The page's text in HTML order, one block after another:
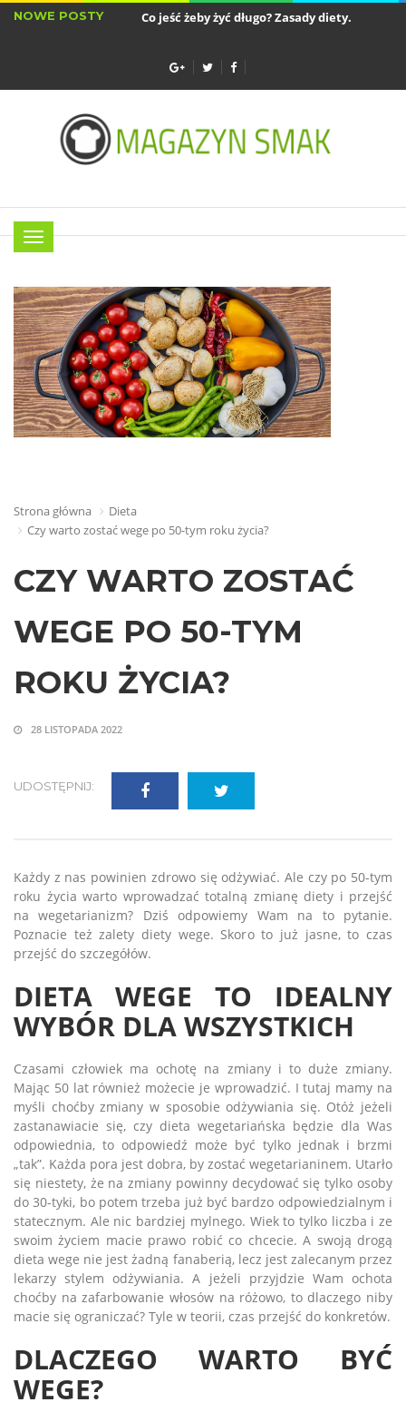
NOWE POSTY Co jeść żeby żyć długo? Zasady diety...
Menu
Strona główna
Dieta
Czy warto zostać wege po 50-tym roku życia ?
CZY WARTO ZOSTAĆ
WEGE PO 50-TYM
ROKU ŻYCIA ?
28 LISTOPADA 2022
UDOSTĘPNIJ:
Każdy z nas powinien zdrowo się odżywiać. Ale czy po 50-tym
roku życia warto wprowadzać totalną zmianę diety i przejść
na wegetarianizm? Dziś odpowiemy Wam na to pytanie.
Poznacie też zalety diety wege. Skoro to już jasne, to czas
przejść do szczegółów.
DIETA WEGE TO IDEALNY
WYBÓR DLA WSZYSTKICH
Czasami człowiek ma ochotę na zmiany i to duże zmiany.
Mając 50 lat również możecie je wprowadzić. I tutaj mamy na
myśli choćby zmiany w sposobie odżywiania się. Otóż jeżeli
zastanawiacie się, czy dieta wegetariańska będzie dla Was
odpowiednia, to odpowiedź może być tylko jednak i brzmi
„tak”. Każda pora jest dobra, by zostać wegetarianinem. Utarło
się niestety, że na zmiany powinny decydować się tylko osoby
do 30-tyki, bo potem trzeba już być bardzo odpowiedzialnym i
statecznym. Ale nic bardziej mylnego. Wiek to tylko liczba i ze
swoim życiem macie prawo robić co chcecie. A swoją drogą
dieta wege nie jest żadną fanaberią, lecz jest zalecanym przez
lekarzy stylem odżywiania. A jeżeli przyjdzie Wam ochota
choćby na zafarbowanie włosów na różowo, to dlaczego niby
macie się ograniczać? Tyle w teorii, czas przejść do konkretów.
DLACZEGO WARTO BYĆ
WEGE?